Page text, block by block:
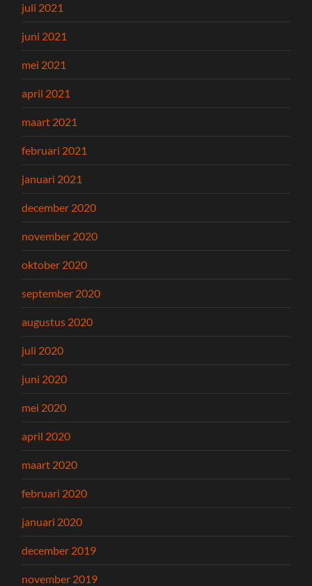
juli 2021
juni 2021
mei 2021
april 2021
maart 2021
februari 2021
januari 2021
december 2020
november 2020
oktober 2020
september 2020
augustus 2020
juli 2020
juni 2020
mei 2020
april 2020
maart 2020
februari 2020
januari 2020
december 2019
november 2019